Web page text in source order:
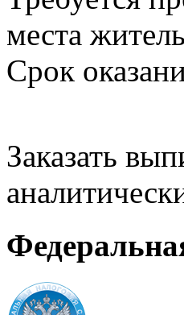
места
Срок
Заказать